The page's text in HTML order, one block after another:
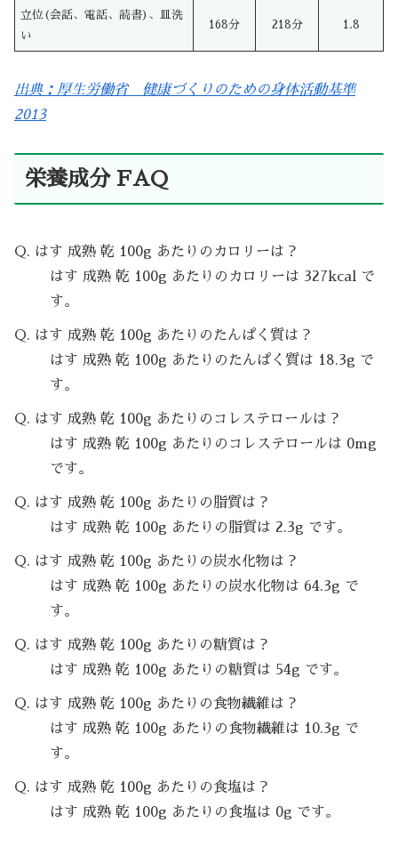
立位(会話、電話、読書)、皿洗
い
168分 218分 1.8
出典：厚生労働省 健康づくりのための身体活動基準
2013
栄養成分 FAQ
Q. はす 成熟 乾 100g あたりのカロリーは？
はす 成熟 乾 100g あたりのカロリーは 327kcal で
す。
Q. はす 成熟 乾 100g あたりのたんぱく質は？
はす 成熟 乾 100g あたりのたんぱく質は 18.3g で
す。
Q. はす 成熟 乾 100g あたりのコレステロールは？
はす 成熟 乾 100g あたりのコレステロールは 0mg
です。
Q. はす 成熟 乾 100g あたりの脂質は？
はす 成熟 乾 100g あたりの脂質は 2.3g です。
Q. はす 成熟 乾 100g あたりの炭水化物は？
はす 成熟 乾 100g あたりの炭水化物は 64.3g で
す。
Q. はす 成熟 乾 100g あたりの糖質は？
はす 成熟 乾 100g あたりの糖質は 54g です。
Q. はす 成熟 乾 100g あたりの食物繊維は？
はす 成熟 乾 100g あたりの食物繊維は 10.3g で
す。
Q. はす 成熟 乾 100g あたりの食塩は？
はす 成熟 乾 100g あたりの食塩は 0g です。